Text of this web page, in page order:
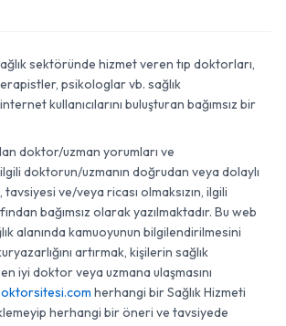
sektöründe hizmet veren tıp doktorları,
psikologlar vb. sağlık
kullanıcılarını buluşturan bağımsız bir
doktor/uzman yorumları ve
doktorun/uzmanın doğrudan veya dolaylı
ve/veya ricası olmaksızın, ilgili
bağımsız olarak yazılmaktadır. Bu web
alanında kamuoyunun bilgilendirilmesini
artırmak, kişilerin sağlık
iyi doktor veya uzmana ulaşmasını
herhangi bir Sağlık Hizmeti
herhangi bir öneri ve tavsiyede